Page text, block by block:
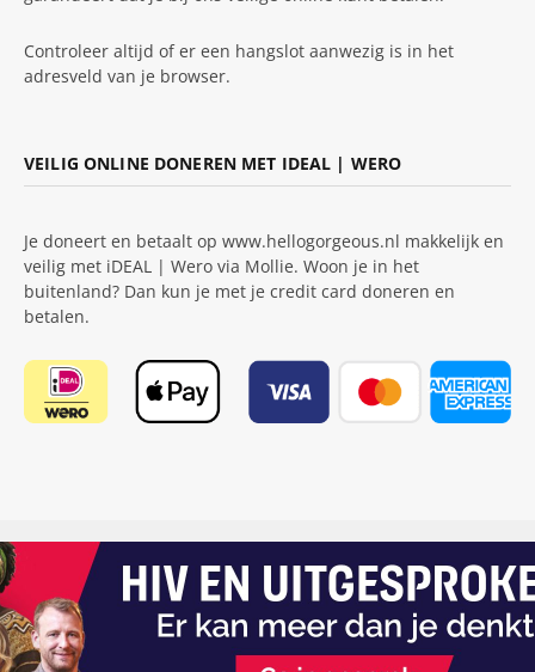
Controleer altijd of er een hangslot aanwezig is in het
adresveld van je browser.
VEILIG ONLINE DONEREN MET IDEAL | WERO
Je doneert en betaalt op www.hellogorgeous.nl makkelijk en
veilig met iDEAL | Wero via Mollie. Woon je in het
buitenland? Dan kun je met je credit card doneren en
betalen.